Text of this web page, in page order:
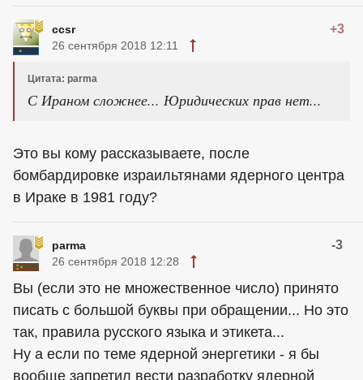
ccsr +3
26 сентября 2018 12:11
Цитата: parma
С Ираном сложнее... Юридических прав нет...
Это вы кому рассказываете, после
бомбардировке израильтянами ядерного центра
в Ираке в 1981 году?
parma -3
26 сентября 2018 12:28
Вы (если это не множественное число) принято
писать с большой буквы при обращении... Но это
так, правила русского языка и этикета...
Ну а если по теме ядерной энергетики - я бы
вообще запретил вести разработку ядерной